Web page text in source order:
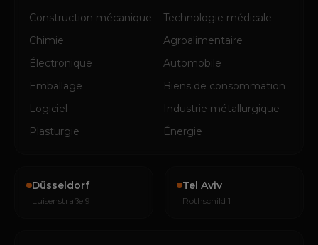
Construction mécanique
Technologie médicale
Chimie
Agroalimentaire
Électronique
Automobile
Emballage
Biens de consommation
Logiciel
Industrie métallurgique
Plasturgie
Énergie
Düsseldorf
Luisenstraße 9
Tel Aviv
Rothschild 1